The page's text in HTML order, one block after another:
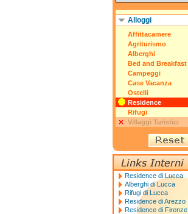
Alloggi
Affittacamere
Agriturismo
Alberghi
Bed and Breakfast
Campeggi
Case Vacanza
Ostelli
Residence
Rifugi
Villaggi Turistici
Residence di Lucca
Alberghi di Lucca
Rifugi di Lucca
Residence di Arezzo
Residence di Firenze